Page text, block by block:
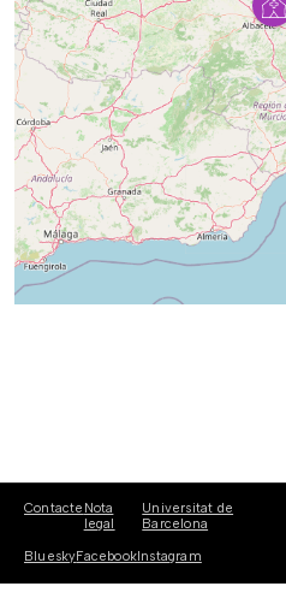
Contacte Nota
legal
Universitat de
Barcelona
BlueskyFacebookInstagram